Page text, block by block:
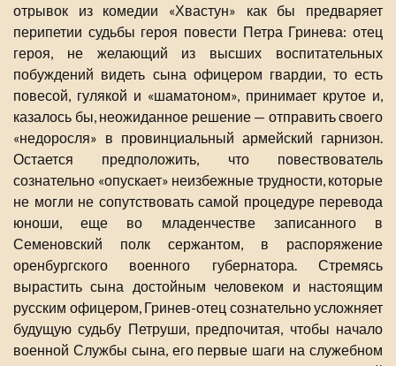
отрывок из комедии «Хвастун» как бы предваряет
перипетии судьбы героя повести Петра Гринева: отец
героя, не желающий из высших воспитательных
побуждений видеть сына офицером гвардии, то есть
повесой, гулякой и «шаматоном», принимает крутое и,
казалось бы, неожиданное решение — отправить своего
«недоросля» в провинциальный армейский гарнизон.
Остается предположить, что повествователь
сознательно «опускает» неизбежные трудности, которые
не могли не сопутствовать самой процедуре перевода
юноши, еще во младенчестве записанного в
Семеновский полк сержантом, в распоряжение
оренбургского военного губернатора. Стремясь
вырастить сына достойным человеком и настоящим
русским офицером, Гринев-отец сознательно усложняет
будущую судьбу Петруши, предпочитая, чтобы начало
военной Службы сына, его первые шаги на служебном